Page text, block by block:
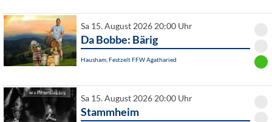
Sa 15. August 2026 20:00 Uhr
Da Bobbe: Bärig
Hausham, Festzelt FFW Agatharied
Sa 15. August 2026 20:00 Uhr
Stammheim